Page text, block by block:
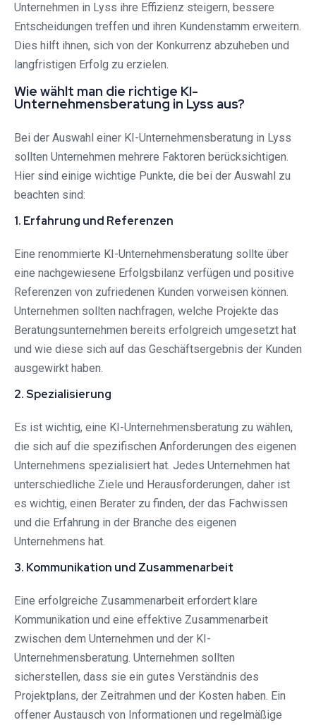
Unternehmen in Lyss ihre Effizienz steigern, bessere
Entscheidungen treffen und ihren Kundenstamm erweitern.
Dies hilft ihnen, sich von der Konkurrenz abzuheben und
langfristigen Erfolg zu erzielen.
Wie wählt man die richtige KI-
Unternehmensberatung in Lyss aus?
Bei der Auswahl einer KI-Unternehmensberatung in Lyss
sollten Unternehmen mehrere Faktoren berücksichtigen.
Hier sind einige wichtige Punkte, die bei der Auswahl zu
beachten sind:
1. Erfahrung und Referenzen
Eine renommierte KI-Unternehmensberatung sollte über
eine nachgewiesene Erfolgsbilanz verfügen und positive
Referenzen von zufriedenen Kunden vorweisen können.
Unternehmen sollten nachfragen, welche Projekte das
Beratungsunternehmen bereits erfolgreich umgesetzt hat
und wie diese sich auf das Geschäftsergebnis der Kunden
ausgewirkt haben.
2. Spezialisierung
Es ist wichtig, eine KI-Unternehmensberatung zu wählen,
die sich auf die spezifischen Anforderungen des eigenen
Unternehmens spezialisiert hat. Jedes Unternehmen hat
unterschiedliche Ziele und Herausforderungen, daher ist
es wichtig, einen Berater zu finden, der das Fachwissen
und die Erfahrung in der Branche des eigenen
Unternehmens hat.
3. Kommunikation und Zusammenarbeit
Eine erfolgreiche Zusammenarbeit erfordert klare
Kommunikation und eine effektive Zusammenarbeit
zwischen dem Unternehmen und der KI-
Unternehmensberatung. Unternehmen sollten
sicherstellen, dass sie ein gutes Verständnis des
Projektplans, der Zeitrahmen und der Kosten haben. Ein
offener Austausch von Informationen und regelmäßige